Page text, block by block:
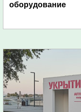
оборудование